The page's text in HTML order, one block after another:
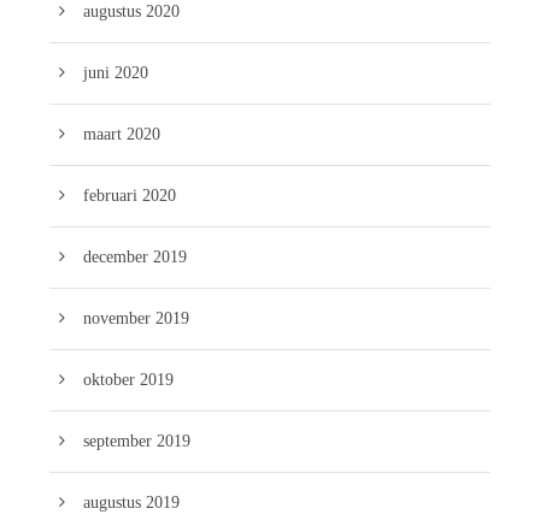
augustus 2020
juni 2020
maart 2020
februari 2020
december 2019
november 2019
oktober 2019
september 2019
augustus 2019